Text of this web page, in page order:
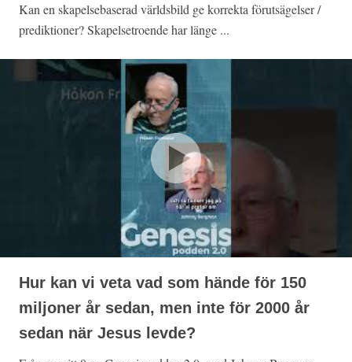
Kan en skapelsebaserad världsbild ge korrekta förutsägelser /
prediktioner? Skapelsetroende har länge ...
Hur kan vi veta vad som hände för 150
miljoner år sedan, men inte för 2000 år
sedan när Jesus levde?